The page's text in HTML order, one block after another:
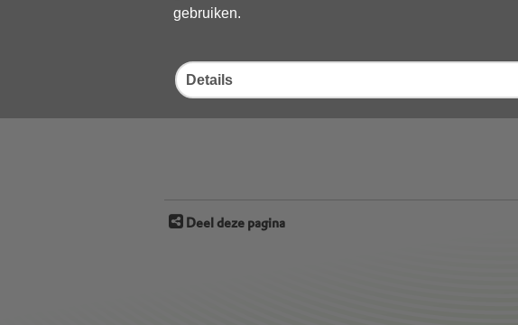
gebruiken.
Details
Onderzoek door adviesbureau
Deel deze pagina